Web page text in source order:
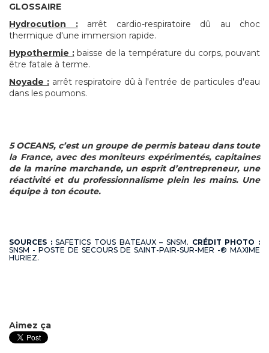
GLOSSAIRE
Hydrocution :arrêt cardio-respiratoire dû au choc
thermique d'une immersion rapide.
Hypothermie :baisse de la température du corps, pouvant
être fatale à terme.
Noyade :arrêt respiratoire dû à l'entrée de particules d'eau
dans les poumons.
5 OCEANS, c’est un groupe de permis bateau dans toute
la France, avec des moniteurs expérimentés, capitaines
de la marine marchande, un esprit d’entrepreneur, une
réactivité et du professionnalisme plein les mains. Une
équipe à ton écoute.
SOURCES :SAFETICS TOUS BATEAUX – SNSM. CRÉDIT PHOTO :
SNSM - POSTE DE SECOURS DE SAINT-PAIR-SUR-MER -® MAXIME
HURIEZ.
Aimez ça